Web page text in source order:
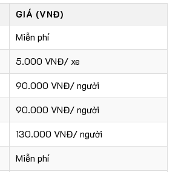
GIÁ (VNĐ)
Miễn phí
5.000 VNĐ/ xe
90.000 VNĐ/ người
90.000 VNĐ/ người
130.000 VNĐ/ người
Miễn phí